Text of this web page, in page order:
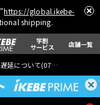
https://global.ikebe-
shipping.
学割
サービス 店舗一覧
延について(07月29日